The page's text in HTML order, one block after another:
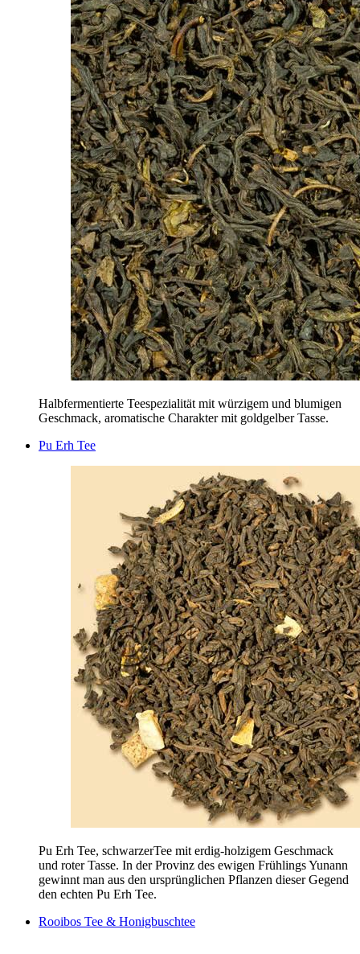
Halbfermentierte Teespezialität mit würzigem und blumigen
Geschmack, aromatische Charakter mit goldgelber Tasse.
Pu Erh Tee
Pu Erh Tee, schwarzerTee mit erdig-holzigem Geschmack
und roter Tasse. In der Provinz des ewigen Frühlings Yunann
gewinnt man aus den ursprünglichen Pflanzen dieser Gegend
den echten Pu Erh Tee.
Rooibos Tee & Honigbuschtee